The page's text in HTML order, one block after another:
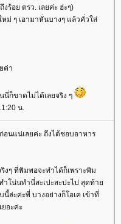
ร้อย ตรว. เลยค่ะ ฮ่ะๆ)
ๆ เอามาหั่นบางๆ แล้วคั่วใส่
ค่า
ก็ขาดไม่ได้เลยจริง ๆ
น.
นแน่เลยค่ะ ถึงได้ชอบอาหาร
งๆ ที่พิมพอจะทำได้ก็เพราะพิม
ำโน่นทำนี่สะเปะสะปะไป สุดท้า
ล่ะค่ะพี่ บางอย่างก็โอเค เข้าที่
ยอะค่ะ